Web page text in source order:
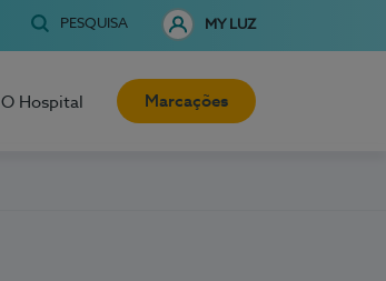
PESQUISA MY LUZ
O Hospital Marcações